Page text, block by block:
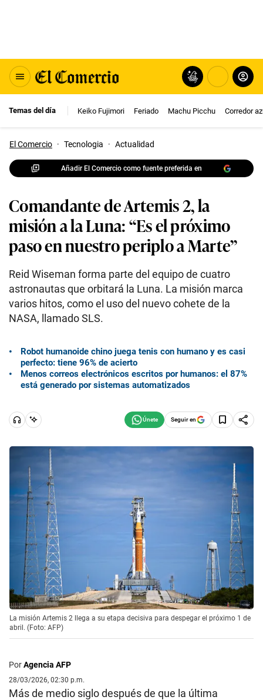
Temas del día Keiko Fujimori Feriado Machu Picchu Corredor
El Comercio · Tecnologia · Actualidad
Añadir El Comercio como fuente preferida en
Comandante de Artemis 2, la
misión a la Luna: “Es el próximo
paso en nuestro periplo a Marte”
Reid Wiseman forma parte del equipo de cuatro
astronautas que orbitará la Luna. La misión marca
varios hitos, como el uso del nuevo cohete de la
NASA, llamado SLS.
Robot humanoide chino juega tenis con humano y es casi
perfecto: tiene 96% de acierto
Menos correos electrónicos escritos por humanos: el 87%
está generado por sistemas automatizados
Seguir en
La misión Artemis 2 llega a su etapa decisiva para despegar el próximo 1 de
abril. (Foto: AFP)
PorAgencia AFP
28/03/2026, 02:30 p.m.
Más de medio siglo después de que la última